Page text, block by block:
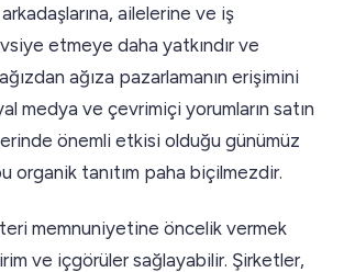
ailelerine ve iş
etmeye daha yatkındır ve
ağıza pazarlamanın erişimini
medya ve çevrimiçi yorumların satın
önemli etkisi olduğu günümüz
organik tanıtım paha biçilmezdir.
memnuniyetine öncelik vermek
ve içgörüler sağlayabilir. Şirketler,